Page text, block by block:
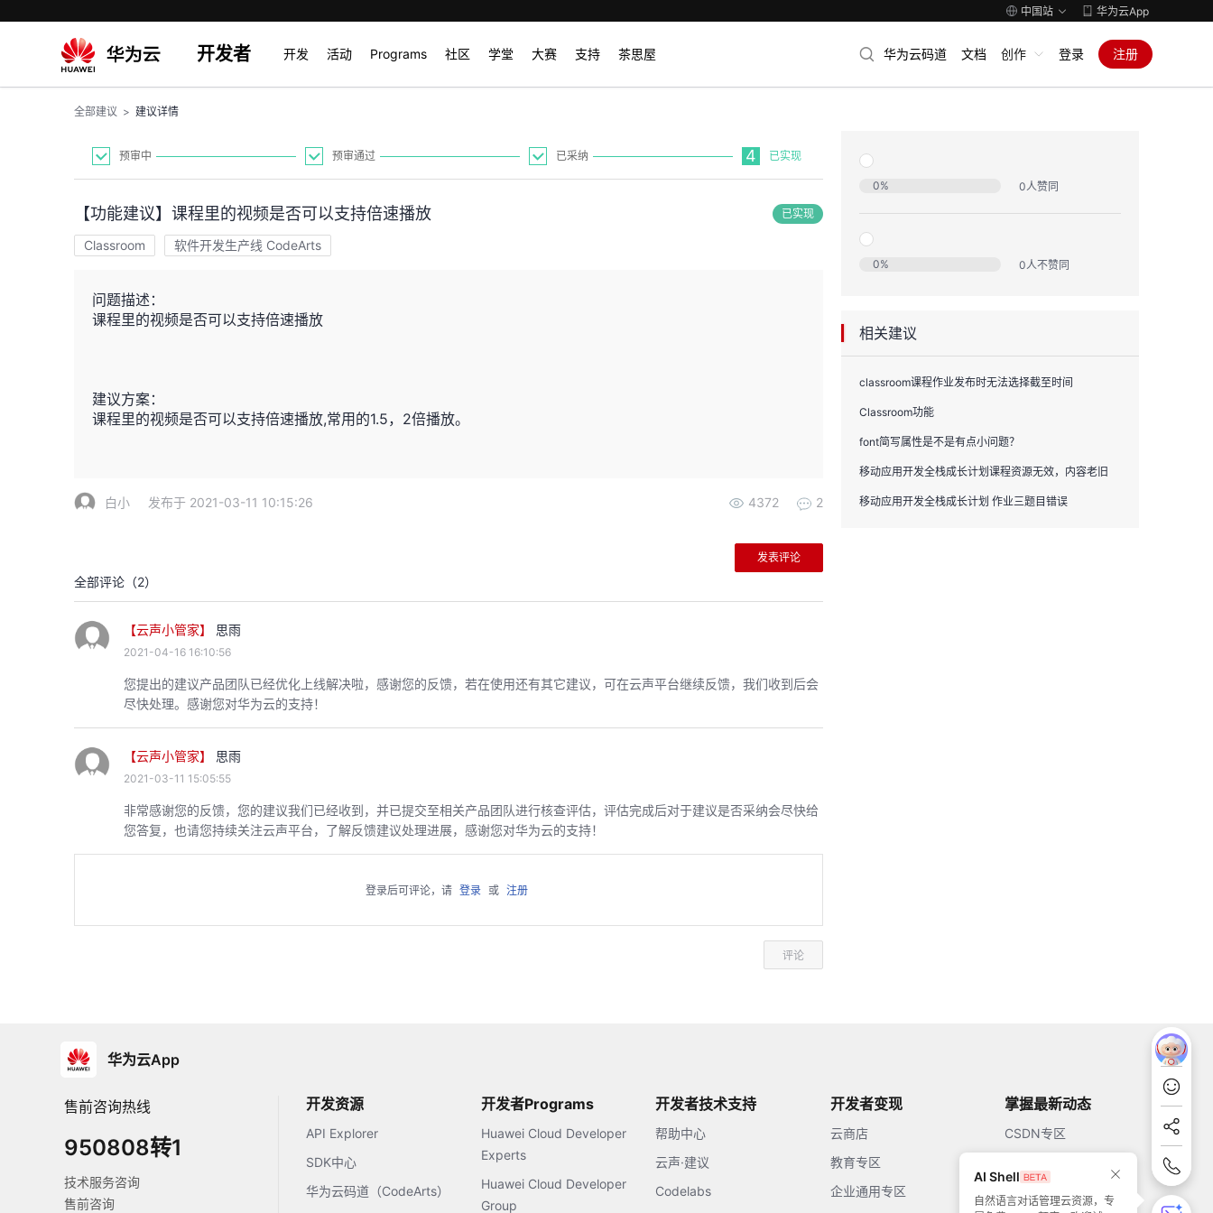
中国站 华为云App
开发者 开发 活动 Programs 社区 学堂 大赛 支持 茶思屋 华为云码道 文档 创作 登录 注册
全部建议 > 建议详情
预审中 预审通过 已采纳 4 已实现
【功能建议】课程里的视频是否可以支持倍速播放 已实现
Classroom 软件开发生产线 CodeArts
问题描述：
课程里的视频是否可以支持倍速播放
建议方案：
课程里的视频是否可以支持倍速播放,常用的1.5，2倍播放。
白小 发布于 2021-03-11 10:15:26 4372 2
发表评论
全部评论（2）
【云声小管家】 思雨
2021-04-16 16:10:56
您提出的建议产品团队已经优化上线解决啦，感谢您的反馈，若在使用还有其它建议，可在云声平台继续反馈，我们收到后会
尽快处理。感谢您对华为云的支持！
【云声小管家】 思雨
2021-03-11 15:05:55
非常感谢您的反馈，您的建议我们已经收到，并已提交至相关产品团队进行核查评估，评估完成后对于建议是否采纳会尽快给
您答复，也请您持续关注云声平台，了解反馈建议处理进展，感谢您对华为云的支持！
登录后可评论，请 登录 或 注册
评论
0% 0人赞同
0% 0人不赞同
相关建议
classroom课程作业发布时无法选择截至时间
Classroom功能
font简写属性是不是有点小问题？
移动应用开发全栈成长计划课程资源无效，内容老旧
移动应用开发全栈成长计划 作业三题目错误
AI Shell
自然语言对话管理云资源，专
华为云App
售前咨询热线
950808转1
技术服务咨询
售前咨询
开发资源
API Explorer
SDK中心
华为云码道（CodeArts）
开发者Programs
Huawei Cloud Developer
Experts
Huawei Cloud Developer
Group
开发者技术支持
帮助中心
云声·建议
Codelabs
开发者变现
云商店
教育专区
企业通用专区
掌握最新动态
CSDN专区